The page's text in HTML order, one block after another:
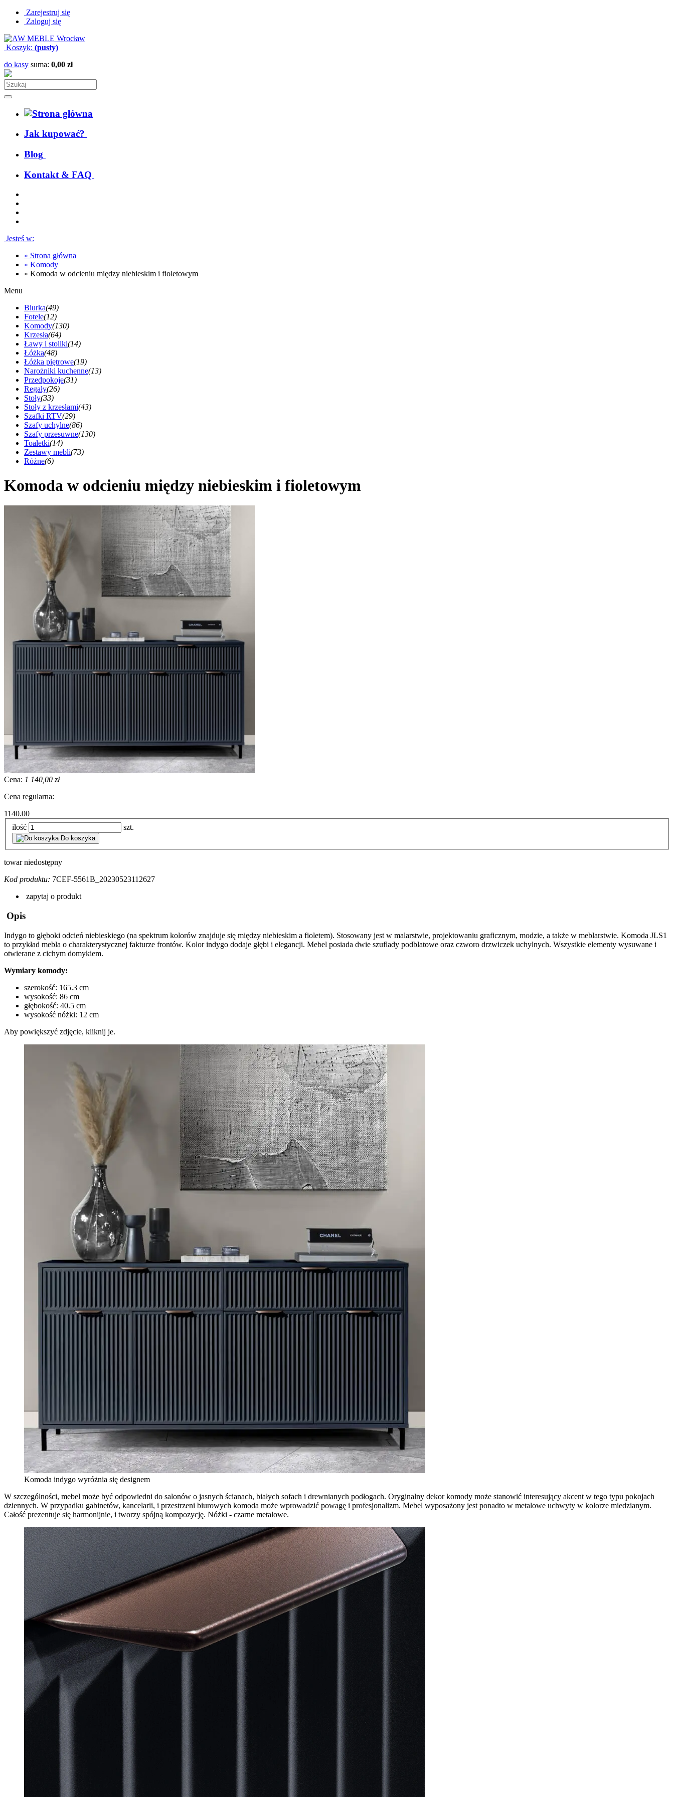
Zarejestruj się
Zaloguj się
Koszyk: (pusty)
do kasy suma: 0,00 zł
Jak kupować?
Blog
Kontakt & FAQ
Jesteś w:
» Strona główna
» Komody
» Komoda w odcieniu między niebieskim i fioletowym
Menu
Biurka(49)
Fotele(12)
Komody(130)
Krzesła(64)
Ławy i stoliki(14)
Łóżka(48)
Łóżka piętrowe(19)
Narożniki kuchenne(13)
Przedpokoje(31)
Regały(26)
Stoły(33)
Stoły z krzesłami(43)
Szafki RTV(29)
Szafy uchylne(86)
Szafy przesuwne(130)
Toaletki(14)
Zestawy mebli(73)
Różne(6)
Komoda w odcieniu między niebieskim i fioletowym
Cena: 1 140,00 zł
Cena regularna:
1140.00
ilość
szt.
Do koszyka
towar niedostępny
Kod produktu: 7CEF-5561B_20230523112627
zapytaj o produkt
Opis
Indygo to głęboki odcień niebieskiego (na spektrum kolorów znajduje się między niebieskim a fioletem). Stosowany jest w malarstwie, projektowaniu graficznym, modzie, a także w meblarstwie. Komoda JLS1
to przykład mebla o charakterystycznej fakturze frontów. Kolor indygo dodaje głębi i elegancji. Mebel posiada dwie szuflady podblatowe oraz czworo drzwiczek uchylnych. Wszystkie elementy wysuwane i
otwierane z cichym domykiem.
Wymiary komody:
szerokość: 165.3 cm
wysokość: 86 cm
głębokość: 40.5 cm
wysokość nóżki: 12 cm
Aby powiększyć zdjęcie, kliknij je.
Komoda indygo wyróżnia się designem
W szczególności, mebel może być odpowiedni do salonów o jasnych ścianach, białych sofach i drewnianych podłogach. Oryginalny dekor komody może stanowić interesujący akcent w tego typu pokojach
dziennych. W przypadku gabinetów, kancelarii, i przestrzeni biurowych komoda może wprowadzić powagę i profesjonalizm. Mebel wyposażony jest ponadto w metalowe uchwyty w kolorze miedzianym.
Całość prezentuje się harmonijnie, i tworzy spójną kompozycję. Nóżki - czarne metalowe.